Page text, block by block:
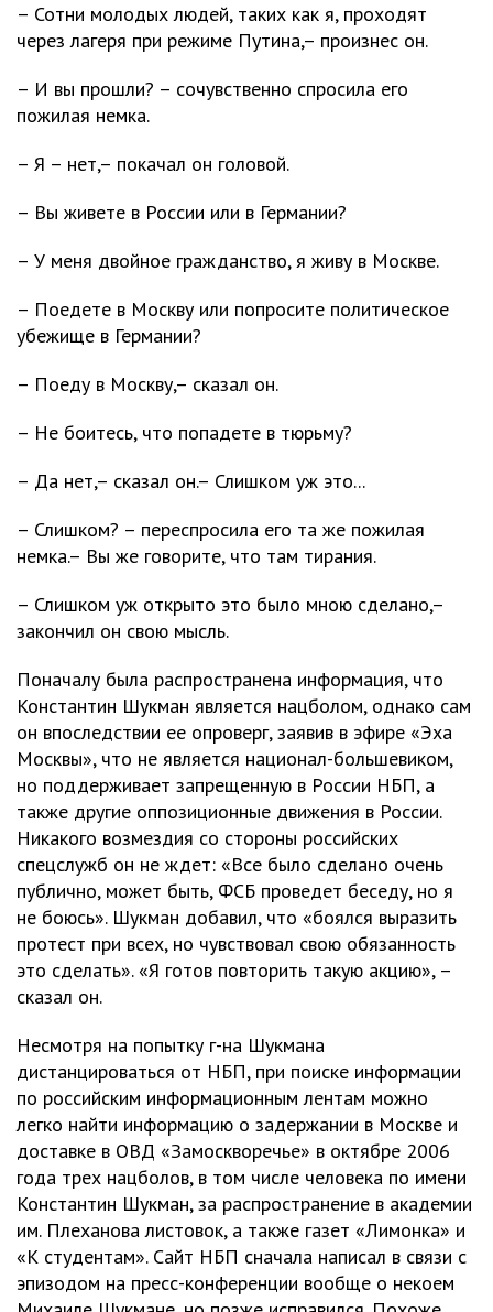
– Сотни молодых людей, таких как я, проходят
через лагеря при режиме Путина,– произнес он.
– И вы прошли? – сочувственно спросила его
пожилая немка.
– Я – нет,– покачал он головой.
– Вы живете в России или в Германии?
– У меня двойное гражданство, я живу в Москве.
– Поедете в Москву или попросите политическое
убежище в Германии?
– Поеду в Москву,– сказал он.
– Не боитесь, что попадете в тюрьму?
– Да нет,– сказал он.– Слишком уж это...
– Слишком? – переспросила его та же пожилая
немка.– Вы же говорите, что там тирания.
– Слишком уж открыто это было мною сделано,–
закончил он свою мысль.
Поначалу была распространена информация, что
Константин Шукман является нацболом, однако сам
он впоследствии ее опроверг, заявив в эфире «Эха
Москвы», что не является национал-большевиком,
но поддерживает запрещенную в России НБП, а
также другие оппозиционные движения в России.
Никакого возмездия со стороны российских
спецслужб он не ждет: «Все было сделано очень
публично, может быть, ФСБ проведет беседу, но я
не боюсь». Шукман добавил, что «боялся выразить
протест при всех, но чувствовал свою обязанность
это сделать». «Я готов повторить такую акцию», –
сказал он.
Несмотря на попытку г-на Шукмана
дистанцироваться от НБП, при поиске информации
по российским информационным лентам можно
легко найти информацию о задержании в Москве и
доставке в ОВД «Замоскворечье» в октябре 2006
года трех нацболов, в том числе человека по имени
Константин Шукман, за распространение в академии
им. Плеханова листовок, а также газет «Лимонка» и
«К студентам». Сайт НБП сначала написал в связи с
эпизодом на пресс-конференции вообще о некоем